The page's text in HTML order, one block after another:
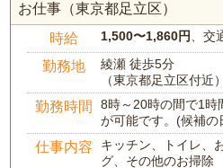
お仕事（東京都足立区）
時給 1,500〜1,860円、交
勤務地
綾瀬 徒歩5分
（東京都足立区付近）
勤務時間
8時～20時の間で1時
が可能です。(候補の
仕事内容
キッチン、トイレ、
グ、その他のお掃除